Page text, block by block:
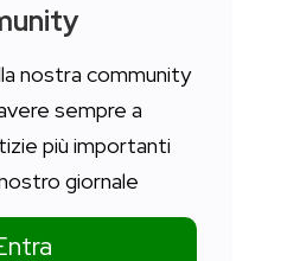
nostra community
sempre a
più importanti
giornale